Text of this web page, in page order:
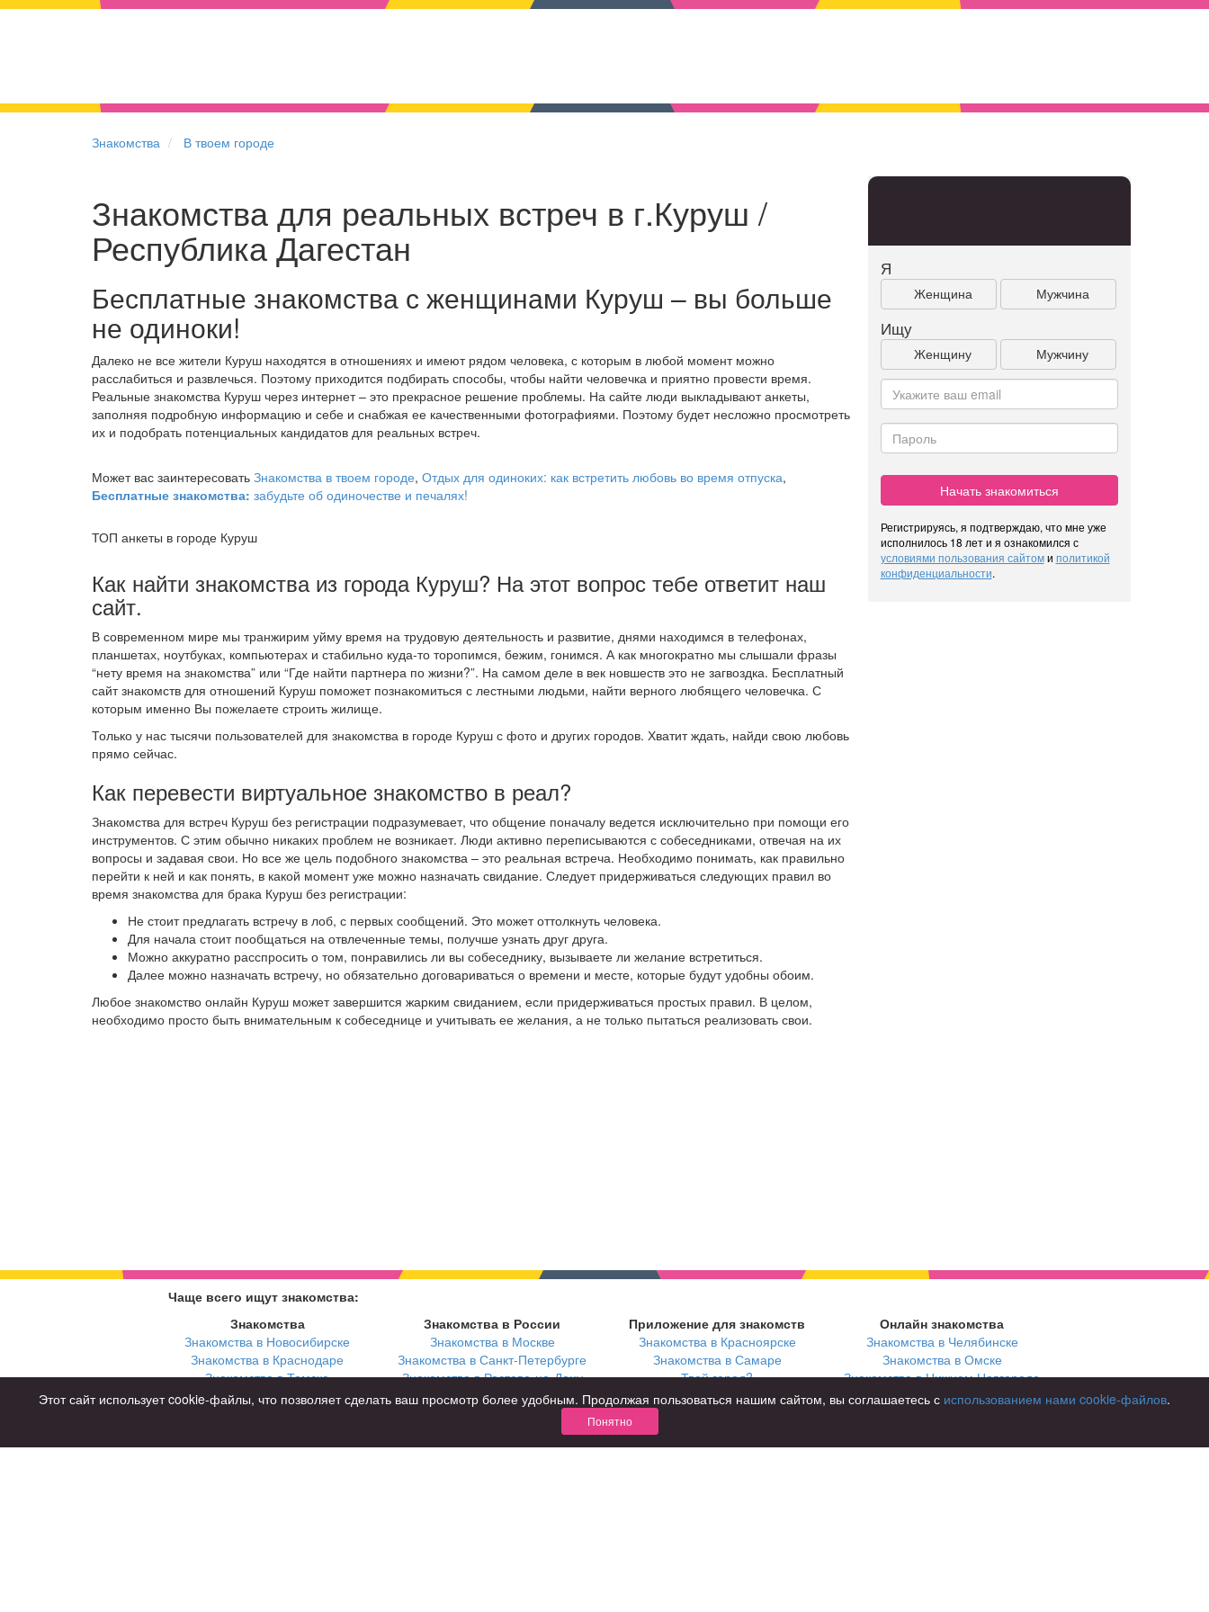
Знакомства В твоем городе
Знакомства для реальных встреч в г.Куруш /
Республика Дагестан
Бесплатные знакомства с женщинами Куруш – вы больше
не одиноки!
Далеко не все жители Куруш находятся в отношениях и имеют рядом человека, с которым в любой момент можно
расслабиться и развлечься. Поэтому приходится подбирать способы, чтобы найти человечка и приятно провести время.
Реальные знакомства Куруш через интернет – это прекрасное решение проблемы. На сайте люди выкладывают анкеты,
заполняя подробную информацию и себе и снабжая ее качественными фотографиями. Поэтому будет несложно просмотреть
их и подобрать потенциальных кандидатов для реальных встреч.
Может вас заинтересовать Знакомства в твоем городе, Отдых для одиноких: как встретить любовь во время отпуска,
Бесплатные знакомства: забудьте об одиночестве и печалях!
ТОП анкеты в городе Куруш
Как найти знакомства из города Куруш? На этот вопрос тебе ответит наш
сайт.
В современном мире мы транжирим уйму время на трудовую деятельность и развитие, днями находимся в телефонах,
планшетах, ноутбуках, компьютерах и стабильно куда-то торопимся, бежим, гонимся. А как многократно мы слышали фразы
“нету время на знакомства” или “Где найти партнера по жизни?”. На самом деле в век новшеств это не загвоздка. Бесплатный
сайт знакомств для отношений Куруш поможет познакомиться с лестными людьми, найти верного любящего человечка. С
которым именно Вы пожелаете строить жилище.
Только у нас тысячи пользователей для знакомства в городе Куруш с фото и других городов. Хватит ждать, найди свою любовь
прямо сейчас.
Как перевести виртуальное знакомство в реал?
Знакомства для встреч Куруш без регистрации подразумевает, что общение поначалу ведется исключительно при помощи его
инструментов. С этим обычно никаких проблем не возникает. Люди активно переписываются с собеседниками, отвечая на их
вопросы и задавая свои. Но все же цель подобного знакомства – это реальная встреча. Необходимо понимать, как правильно
перейти к ней и как понять, в какой момент уже можно назначать свидание. Следует придерживаться следующих правил во
время знакомства для брака Куруш без регистрации:
Не стоит предлагать встречу в лоб, с первых сообщений. Это может оттолкнуть человека.
Для начала стоит пообщаться на отвлеченные темы, получше узнать друг друга.
Можно аккуратно расспросить о том, понравились ли вы собеседнику, вызываете ли желание встретиться.
Далее можно назначать встречу, но обязательно договариваться о времени и месте, которые будут удобны обоим.
Любое знакомство онлайн Куруш может завершится жарким свиданием, если придерживаться простых правил. В целом,
необходимо просто быть внимательным к собеседнице и учитывать ее желания, а не только пытаться реализовать свои.
Я
Женщина Мужчина
Ищу
Женщину Мужчину
Начать знакомиться
Регистрируясь, я подтверждаю, что мне уже
исполнилось 18 лет и я ознакомился с
условиями пользования сайтоми политикой
конфиденциальности.
Чаще всего ищут знакомства:
Знакомства
Знакомства в Новосибирске
Знакомства в Краснодаре
Знакомства в Томске
Знакомства в Екатеринбурге
Знакомства в России
Знакомства в Москве
Знакомства в Санкт-Петербурге
Знакомства в Ростове-на-Дону
Приложение для знакомств
Знакомства в Красноярске
Знакомства в Самаре
Твой город?
Онлайн знакомства
Знакомства в Челябинске
Знакомства в Омске
Знакомства в Нижнем Новгороде
Этот сайт использует cookie-файлы, что позволяет сделать ваш просмотр более удобным. Продолжая пользоваться нашим сайтом, вы соглашаетесь с использованием нами cookie-файлов.
Понятно